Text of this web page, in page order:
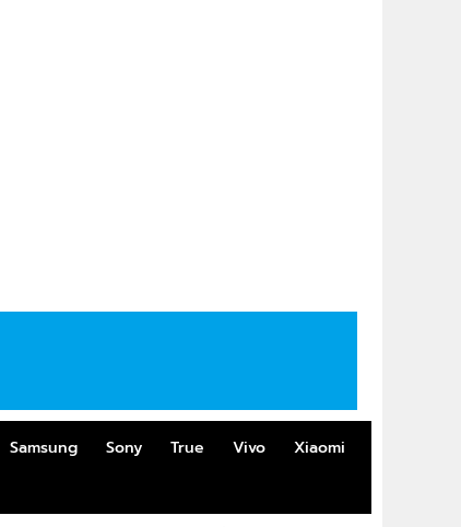
Samsung Sony True Vivo
Xiaomi